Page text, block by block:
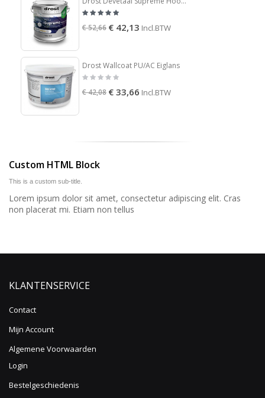
€ 52,66 € 42,13 Incl.BTW
Drost Wallcoat PU/AC Eiglans
€ 42,08 € 33,66 Incl.BTW
Custom HTML Block
This is a custom sub-title.
Lorem ipsum dolor sit amet, consectetur adipiscing elit. Cras
non placerat mi. Etiam non tellus
KLANTENSERVICE
Contact
Mijn Account
Algemene Voorwaarden
Login
Bestelgeschiedenis